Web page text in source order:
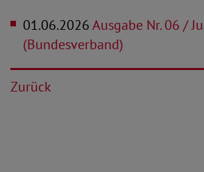
01.06.2026Ausgabe Nr. 06 /
(Bundesverband)
Zurück